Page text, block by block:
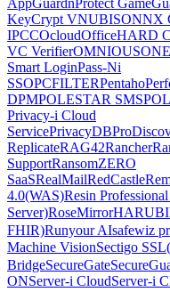
KeyCrypt VNUBISONNX
IPCCOcloudOfficeHARD
VC VerifierOMNIOUS
Smart LoginPass-Ni
SSOPCFILTERPentaho
DPMPOLESTAR SMS
Privacy-i Cloud
ServicePrivacyDB
ReplicateRAG42Rancher
SupportRansomZERO
SaaSRealMailRedCastle
4.0(WAS)Resin
Server)RoseMirrorHA
FHIR)Runyour AIsafewiz
Machine VisionSectigo
BridgeSecureGate
ONServer-i CloudServer-i